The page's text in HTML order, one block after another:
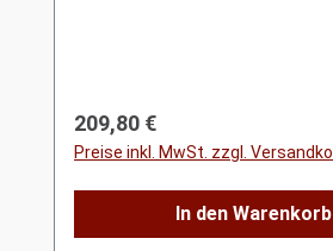
Regulärer Preis:
209,80 €
Preise inkl. MwSt. zzgl.
In den Warenkorb